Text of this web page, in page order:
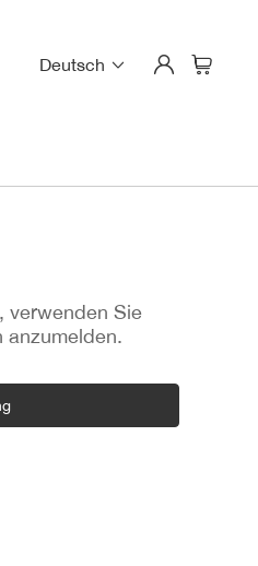
Deutsch
verwenden Sie
anzumelden.